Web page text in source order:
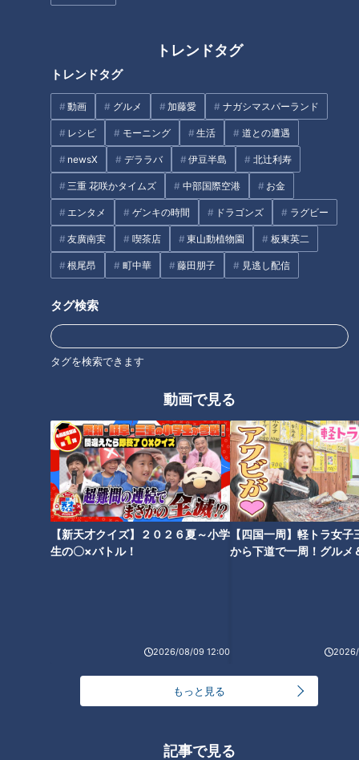
トレンドタグ
トレンドタグ
動画 グルメ 加藤愛 ナガシマスパーランド
レシピ モーニング 生活 道との遭遇
newsX デララバ 伊豆半島 北辻利寿
三重 花咲かタイムズ 中部国際空港 お金
エンタメ ゲンキの時間 ドラゴンズ ラグビー
友廣南実 喫茶店 東山動植物園 板東英二
根尾昂 町中華 藤田朋子 見逃し配信
タグ検索
タグを検索できます
動画で見る
【新天才クイズ】２０２６夏～小学
生の〇×バトル！
2026/08/09 12:00
【四国一周】軽トラ女子
から下道で一周！グルメ
もっと見る
記事で見る
片栗粉 大さじ1と1/2
作り方
1 玉ねぎ、しょうがはみじん切りにする。
2 ボウルにひき肉、溶き卵、片栗粉、塩、こしょうを入れて
練り混ぜ、1を加えて混ぜ合わせる。
3 ピーマンは縦に4か所ほど切り込みを入れる。
4 油を165℃に熱してピーマンを入れ、2分ほど揚げてとり
出す。油の温度を175℃に上げて、2を10～12個に丸めながら
入れて、5～6分揚げて火を通す。
5 鍋に分量の水、砂糖、しょうゆ、酢、ウスターソース、片
栗粉を合わせ、強火にかけて混ぜながら煮立てる。とろみがつ
いたら肉だんごとピーマンを入れて混ぜながらひと煮する。
CBCテレビ「キユーピー３分クッキング」 2025年10月16日
この記事を見たあなたへのおすすめ